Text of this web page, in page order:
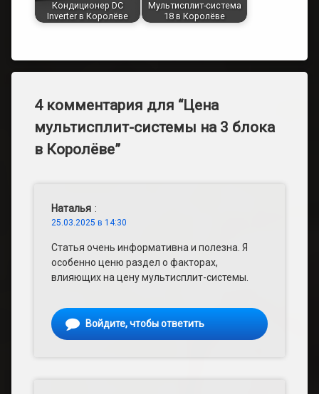
Кондиционер DC
Inverter в Королёве
Мультисплит-система
18 в Королёве
4 комментария для “Цена
мультисплит-системы на 3 блока
в Королёве”
Наталья :
25.03.2025 в 14:30
Статья очень информативна и полезна. Я
особенно ценю раздел о факторах,
влияющих на цену мультисплит-системы.
Войдите, чтобы ответить